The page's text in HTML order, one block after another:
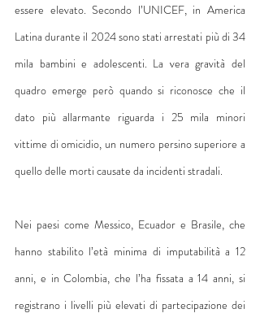
essere elevato. Secondo l’UNICEF, in America
Latina durante il 2024 sono stati arrestati più di 34
mila bambini e adolescenti. La vera gravità del
quadro emerge però quando si riconosce che il
dato più allarmante riguarda i 25 mila minori
vittime di omicidio, un numero persino superiore a
quello delle morti causate da incidenti stradali.
Nei paesi come Messico, Ecuador e Brasile, che
hanno stabilito l’età minima di imputabilità a 12
anni, e in Colombia, che l’ha fissata a 14 anni, si
registrano i livelli più elevati di partecipazione dei